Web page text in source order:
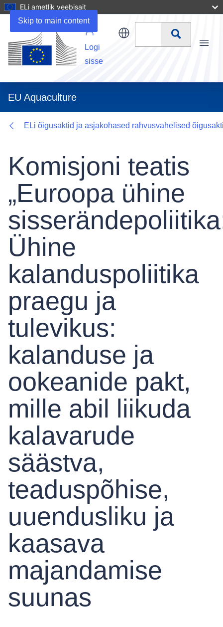
Skip to main content
ELi ametlik veebisait
Logi
sisse
Otsi
EU Aquaculture
Menu
ELi õigusaktid ja asjakohased rahvusvahelised
Komisjoni teatis
„Euroopa ühine
Ühine
kalanduspoliitika
praegu ja
tulevikus:
kalanduse ja
ookeanide pakt,
mille abil liikuda
kalavarude
säästva,
teaduspõhise,
uuendusliku ja
kaasava
majandamise
suunas
Details